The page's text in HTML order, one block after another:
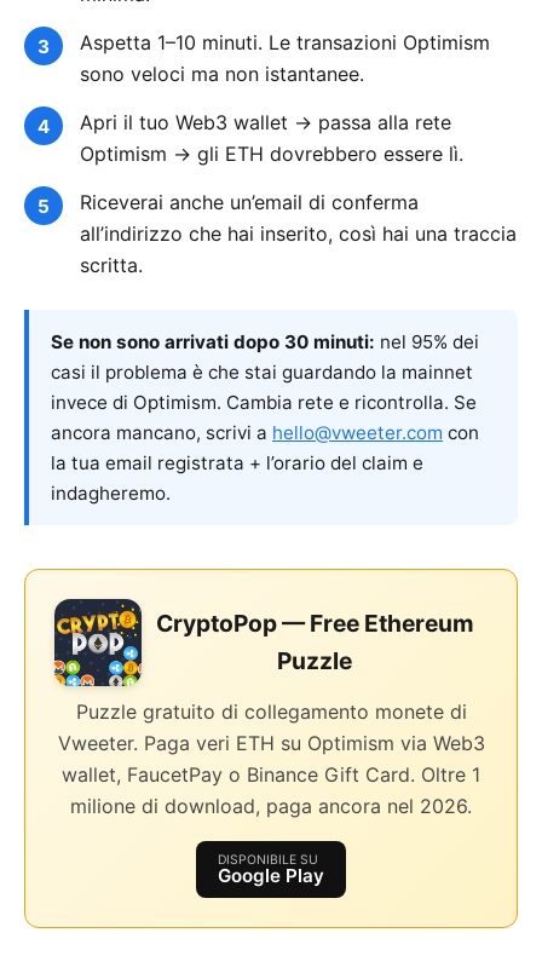
Aspetta 1–10 minuti. Le transazioni Optimism
sono veloci ma non istantanee.
Apri il tuo Web3 wallet → passa alla rete
Optimism → gli ETH dovrebbero essere lì.
Riceverai anche un’email di conferma
all’indirizzo che hai inserito, così hai una traccia
scritta.
Se non sono arrivati dopo 30 minuti: nel 95% dei
casi il problema è che stai guardando la mainnet
invece di Optimism. Cambia rete e ricontrolla. Se
ancora mancano, scrivi a hello@vweeter.com con
la tua email registrata + l’orario del claim e
indagheremo.
CryptoPop — Free Ethereum
Puzzle
Puzzle gratuito di collegamento monete di
Vweeter. Paga veri ETH su Optimism via Web3
wallet, FaucetPay o Binance Gift Card. Oltre 1
milione di download, paga ancora nel 2026.
DISPONIBILE SU
Google Play